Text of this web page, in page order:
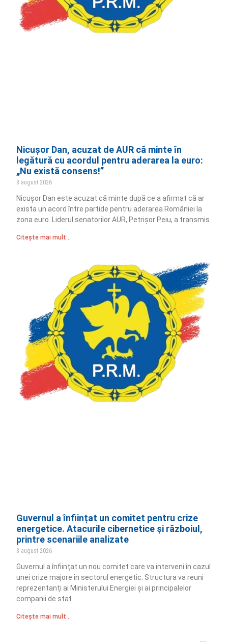
Nicușor Dan, acuzat de AUR că minte în
legătură cu acordul pentru aderarea la euro:
„Nu există consens!”
8 august 2026
Nicușor Dan este acuzat că minte după ce a afirmat că ar
exista un acord între partide pentru aderarea României la
zona euro. Liderul senatorilor AUR, Petrișor Peiu, a transmis
Citește mai mult ..
Guvernul a înființat un comitet pentru crize
energetice. Atacurile cibernetice și războiul,
printre scenariile analizate
8 august 2026
Guvernul a înființat un nou comitet care va interveni în cazul
unei crize majore în sectorul energetic. Structura va reuni
reprezentanți ai Ministerului Energiei și ai principalelor
companii de stat
Citește mai mult ..